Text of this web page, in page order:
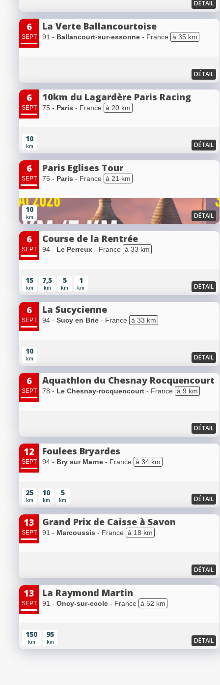
DÉTAIL
6
SEPT
La Verte Ballancourtoise
91 - Ballancourt-sur-essonne - France à 35 km
DÉTAIL
6
SEPT
10km du Lagardère Paris Racing
75 - Paris - France à 20 km
10
km DÉTAIL
6
SEPT
Paris Eglises Tour
75 - Paris - France à 21 km
10
km DÉTAIL
6
SEPT
Course de la Rentrée
94 - Le Perreux - France à 33 km
15
km
7,5
km
5
km
1
km DÉTAIL
6
SEPT
La Sucycienne
94 - Sucy en Brie - France à 33 km
10
km DÉTAIL
6
SEPT
Aquathlon du Chesnay Rocquencourt
78 - Le Chesnay-rocquencourt - France à 9 km
DÉTAIL
12
SEPT
Foulees Bryardes
94 - Bry sur Marne - France à 34 km
25
km
10
km
5
km DÉTAIL
13
SEPT
Grand Prix de Caisse à Savon
91 - Marcoussis - France à 18 km
DÉTAIL
13
SEPT
La Raymond Martin
91 - Oncy-sur-ecole - France à 52 km
150
km
95
km DÉTAIL